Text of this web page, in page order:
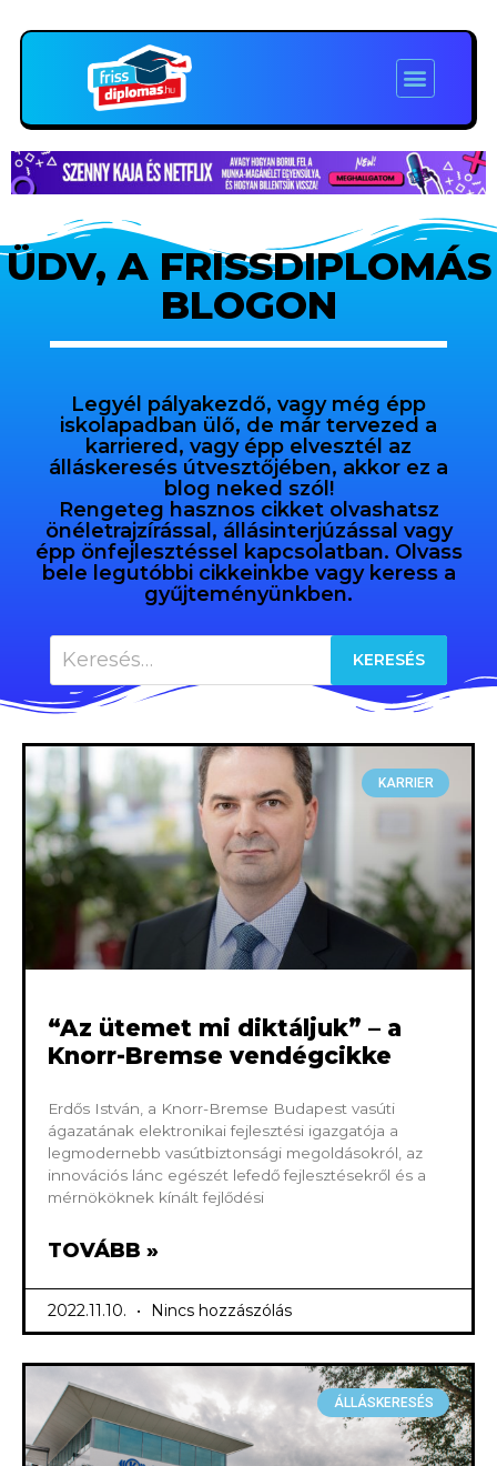
ÜDV, A FRISSDIPLOMÁS
BLOGON
Legyél pályakezdő, vagy még épp
iskolapadban ülő, de már tervezed a
karriered, vagy épp elvesztél az
álláskeresés útvesztőjében, akkor ez a
blog neked szól!
Rengeteg hasznos cikket olvashatsz
önéletrajzírással, állásinterjúzással vagy
épp önfejlesztéssel kapcsolatban. Olvass
bele legutóbbi cikkeinkbe vagy keress a
gyűjteményünkben.
KARRIER
“Az ütemet mi diktáljuk” – a
Knorr-Bremse vendégcikke
Erdős István, a Knorr-Bremse Budapest vasúti
ágazatának elektronikai fejlesztési igazgatója a
legmodernebb vasútbiztonsági megoldásokról, az
innovációs lánc egészét lefedő fejlesztésekről és a
mérnököknek kínált fejlődési
TOVÁBB »
2022.11.10. Nincs hozzászólás
ÁLLÁSKERESÉS